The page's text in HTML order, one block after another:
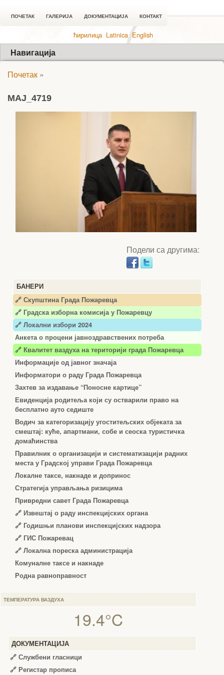
ПОЧЕТАК ГАЛЕРИЈА ДОКУМЕНТАЦИЈА КОНТАКТ
ћирилица Latinica English
Навигација
БАНЕРИ
🔗 Скупштина Града Пожаревца
🔗 Градска изборна комисија у Пожаревцу
🔗 Локални избори 2024
Анкета о процени јавноздравствених потреба
🔗 Квалитет ваздуха на територији града Пожаревца
Информације од јавног значаја
Информатори о раду Града Пожаревца
Захтев за издавање “Поносне картице”
Евиденција родитеља који су остварили право на
бесплатно ауто седиште
Водич за категоризацију угоститељских објеката за
смештај: куће, апартмани, собе и сеоска туристичка
домаћинства
Правилник о организацији и систематизацији радних
места у Градској управи Града Пожаревца
Локалне таксе, накнаде и допринос
Стратегија управљања ризицима
Привредни савет Града Пожаревца
🔗 Извештај о раду инспекцијских органа
🔗 Годишњи планови инспекцијских надзора
🔗 ГИС Пожаревац
🔗 Локална пореска администрација
Комуналне таксе и накнаде
Родна равноправност
Почетак »
MAJ_4719
Подели са другима:
ТЕМПЕРАТУРА ВАЗДУХА
19.4°C
ДОКУМЕНТАЦИЈА
🔗 Службени гласници
🔗 Регистар прописа